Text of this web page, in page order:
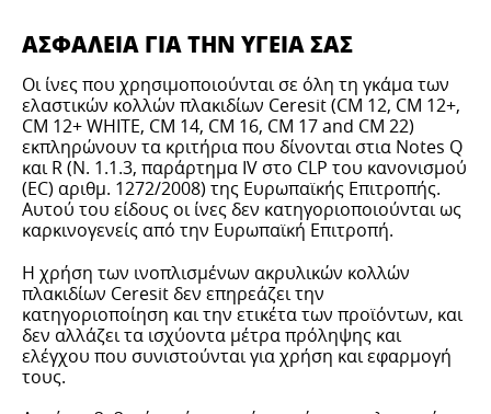
ΑΣΦΑΛΕΙΑ ΓΙΑ ΤΗΝ ΥΓΕΙΑ ΣΑΣ
Οι ίνες που χρησιμοποιούνται σε όλη τη γκάμα των
ελαστικών κολλών πλακιδίων Ceresit (CM 12, CM 12+,
CM 12+ WHITE, CM 14, CM 16, CM 17 and CM 22)
εκπληρώνουν τα κριτήρια που δίνονται στια Νοtes Q
και R (Ν. 1.1.3, παράρτημα IV στο CLP του κανονισμού
(ΕC) αριθμ. 1272/2008) της Ευρωπαϊκής Επιτροπής.
Αυτού του είδους οι ίνες δεν κατηγοριοποιούνται ως
καρκινογενείς από την Ευρωπαϊκή Επιτροπή.
Η χρήση των ινοπλισμένων ακρυλικών κολλών
πλακιδίων Ceresit δεν επηρεάζει την
κατηγοριοποίηση και την ετικέτα των προϊόντων, και
δεν αλλάζει τα ισχύοντα μέτρα πρόληψης και
ελέγχου που συνιστούνται για χρήση και εφαρμογή
τους.